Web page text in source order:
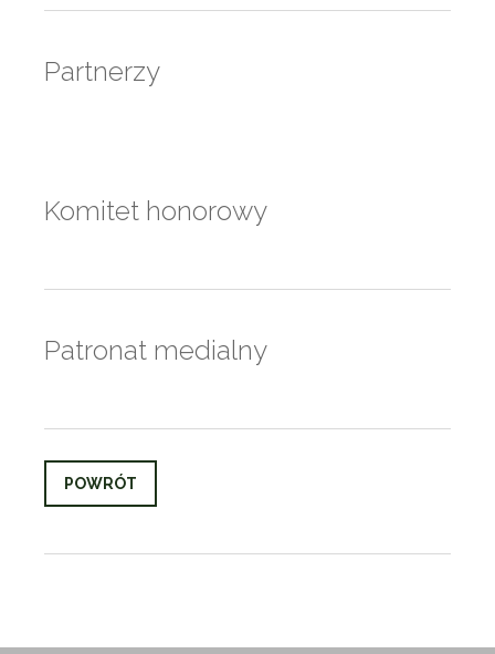
Partnerzy
Komitet honorowy
Patronat medialny
POWRÓT